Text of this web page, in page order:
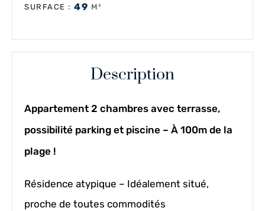
SURFACE : 49 M²
Description
Appartement 2 chambres avec terrasse,
possibilité parking et piscine – À 100m de la
plage !
Résidence atypique – Idéalement situé,
proche de toutes commodités